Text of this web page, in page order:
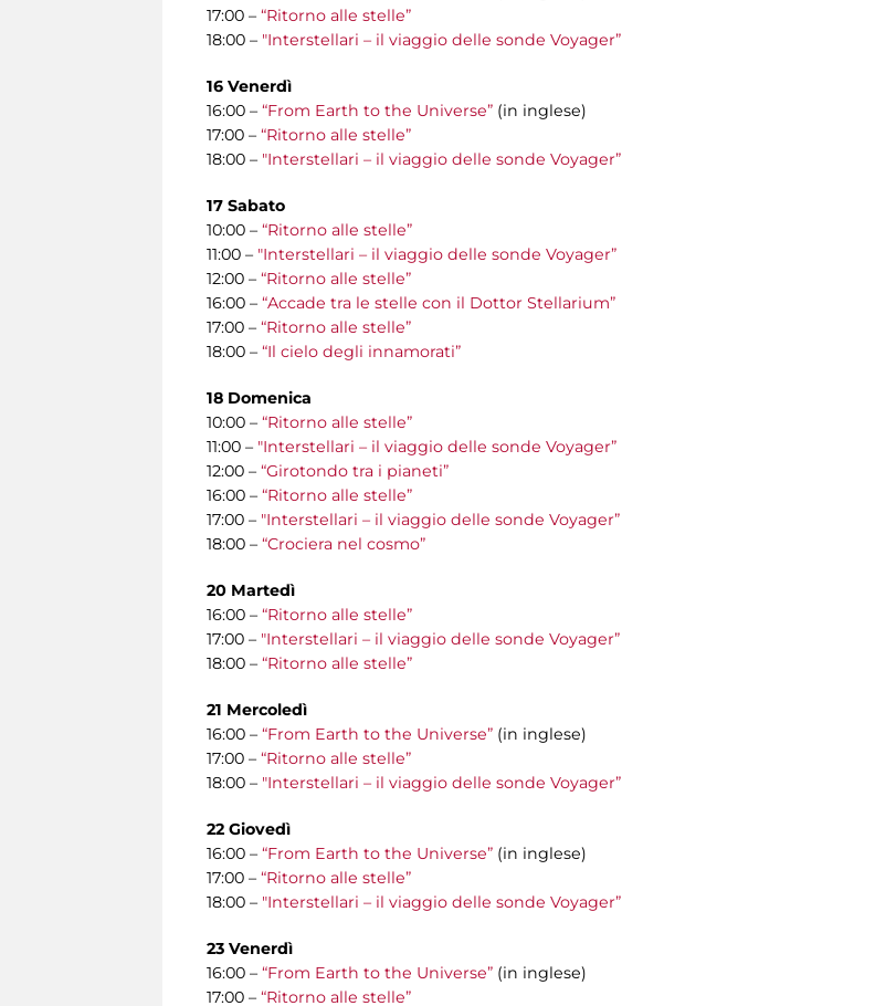
17:00 – “Ritorno alle stelle”
18:00 – "Interstellari – il viaggio delle sonde Voyager”
16 Venerdì
16:00 – “From Earth to the Universe” (in inglese)
17:00 – “Ritorno alle stelle”
18:00 – "Interstellari – il viaggio delle sonde Voyager”
17 Sabato
10:00 – “Ritorno alle stelle”
11:00 – "Interstellari – il viaggio delle sonde Voyager”
12:00 – “Ritorno alle stelle”
16:00 – “Accade tra le stelle con il Dottor Stellarium”
17:00 – “Ritorno alle stelle”
18:00 – “Il cielo degli innamorati”
18 Domenica
10:00 – “Ritorno alle stelle”
11:00 – "Interstellari – il viaggio delle sonde Voyager”
12:00 – “Girotondo tra i pianeti”
16:00 – “Ritorno alle stelle”
17:00 – "Interstellari – il viaggio delle sonde Voyager”
18:00 – “Crociera nel cosmo”
20 Martedì
16:00 – “Ritorno alle stelle”
17:00 – "Interstellari – il viaggio delle sonde Voyager”
18:00 – “Ritorno alle stelle”
21 Mercoledì
16:00 – “From Earth to the Universe” (in inglese)
17:00 – “Ritorno alle stelle”
18:00 – "Interstellari – il viaggio delle sonde Voyager”
22 Giovedì
16:00 – “From Earth to the Universe” (in inglese)
17:00 – “Ritorno alle stelle”
18:00 – "Interstellari – il viaggio delle sonde Voyager”
23 Venerdì
16:00 – “From Earth to the Universe” (in inglese)
17:00 – “Ritorno alle stelle”